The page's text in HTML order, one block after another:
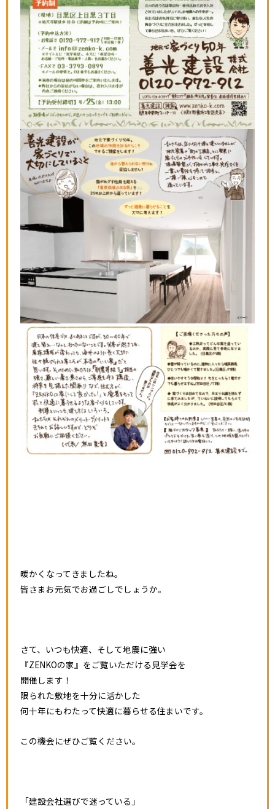
暖かくなってきましたね。
皆さまお元気でお過ごしでしょうか。
さて、いつも快適、そして地震に強い
『ZENKOの家』をご覧いただける見学会を
開催します！
限られた敷地を十分に活かした
何十年にもわたって快適に暮らせる住まいです。
この機会にぜひご覧ください。
「建設会社選びで迷っている」